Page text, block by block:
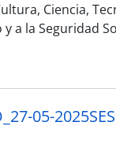
Ciencia,
a la Seguridad